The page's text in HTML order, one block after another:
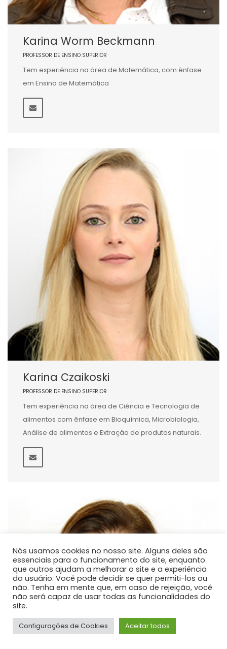
Karina Worm Beckmann
PROFESSOR DE ENSINO SUPERIOR
Tem experiência na área de Matemática, com ênfase
em Ensino de Matemática
Karina Czaikoski
PROFESSOR DE ENSINO SUPERIOR
Tem experiência na área de Ciência e Tecnologia de
alimentos com ênfase em Bioquímica, Microbiologia,
Análise de alimentos e Extração de produtos naturais.
Nós usamos cookies no nosso site. Alguns deles são
essenciais para o funcionamento do site, enquanto
que outros ajudam a melhorar o site e a experiência
do usuário. Você pode decidir se quer permiti-los ou
não. Tenha em mente que, em caso de rejeição, você
não será capaz de usar todas as funcionalidades do
site.
Configurações de Cookies Aceitar todos